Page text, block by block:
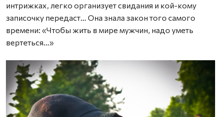
интрижках, легко организует свидания и кой-кому
записочку передаст… Она знала закон того самого
времени: «Чтобы жить в мире мужчин, надо уметь
вертеться…»